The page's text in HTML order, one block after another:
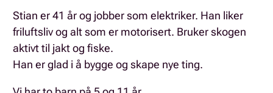
Stian er 41 år og jobber som elektriker. Han liker
friluftsliv og alt som er motorisert. Bruker skogen
aktivt til jakt og fiske.
Han er glad i å bygge og skape nye ting.